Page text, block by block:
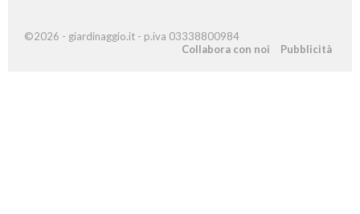
©2026 - giardinaggio.it - p.iva 03338800984
Collabora con noi
Pubblicità